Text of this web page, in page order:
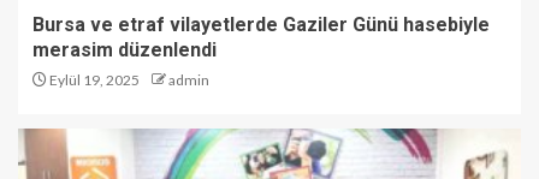
Bursa ve etraf vilayetlerde Gaziler Günü hasebiyle
merasim düzenlendi
Eylül 19, 2025 admin